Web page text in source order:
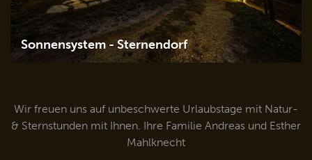
Sonnensystem - Sternendorf
Wir freuen uns auf unbeschwerte Urlaubstage mit Natur-
& Sternstunden mit Ihnen. Ihre Familie Andreas und Esther
Mahlknecht